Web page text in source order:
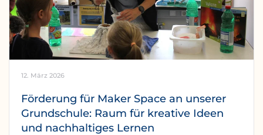
12. März 2026
Förderung für Maker Space an unserer
Grundschule: Raum für kreative Ideen
und nachhaltiges Lernen